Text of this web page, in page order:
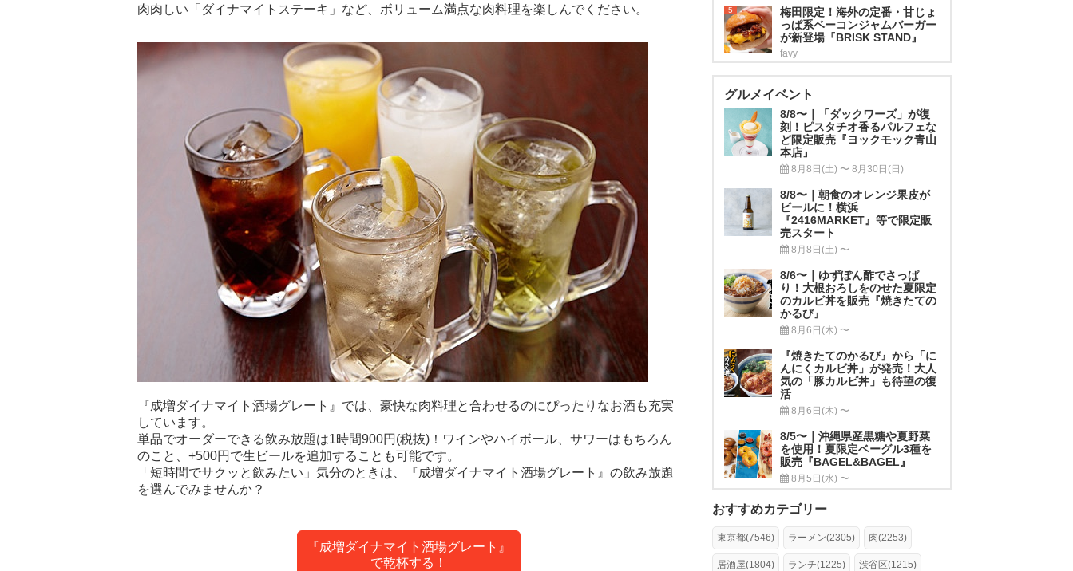
肉肉しい「ダイナマイトステーキ」など、ボリューム満点な肉料理を楽しんでください。
『成増ダイナマイト酒場グレート』では、豪快な肉料理と合わせるのにぴったりなお酒も充実
しています。
単品でオーダーできる飲み放題は1時間900円(税抜)！ワインやハイボール、サワーはもちろん
のこと、+500円で生ビールを追加することも可能です。
「短時間でサクッと飲みたい」気分のときは、『成増ダイナマイト酒場グレート』の飲み放題
を選んでみませんか？
『成増ダイナマイト酒場グレート』
で乾杯する！
5
梅田限定！海外の定番・甘じょ
っぱ系ベーコンジャムバーガー
が新登場『BRISK STAND』
favy
グルメイベント
8/8〜｜「ダックワーズ」が復
刻！ピスタチオ香るパルフェな
ど限定販売『ヨックモック青山
本店』
8月8日(土) 〜 8月30日(日)
8/8〜｜朝食のオレンジ果皮が
ビールに！横浜
『2416MARKET』等で限定販
売スタート
8月8日(土) 〜
8/6〜｜ゆずぽん酢でさっぱ
り！大根おろしをのせた夏限定
のカルビ丼を販売『焼きたての
かるび』
8月6日(木) 〜
『焼きたてのかるび』から「に
んにくカルビ丼」が発売！大人
気の「豚カルビ丼」も待望の復
活
8月6日(木) 〜
8/5〜｜沖縄県産黒糖や夏野菜
を使用！夏限定ベーグル3種を
販売『BAGEL&BAGEL』
8月5日(水) 〜
おすすめカテゴリー
東京都(7546) ラーメン(2305) 肉(2253)
居酒屋(1804) ランチ(1225) 渋谷区(1215)